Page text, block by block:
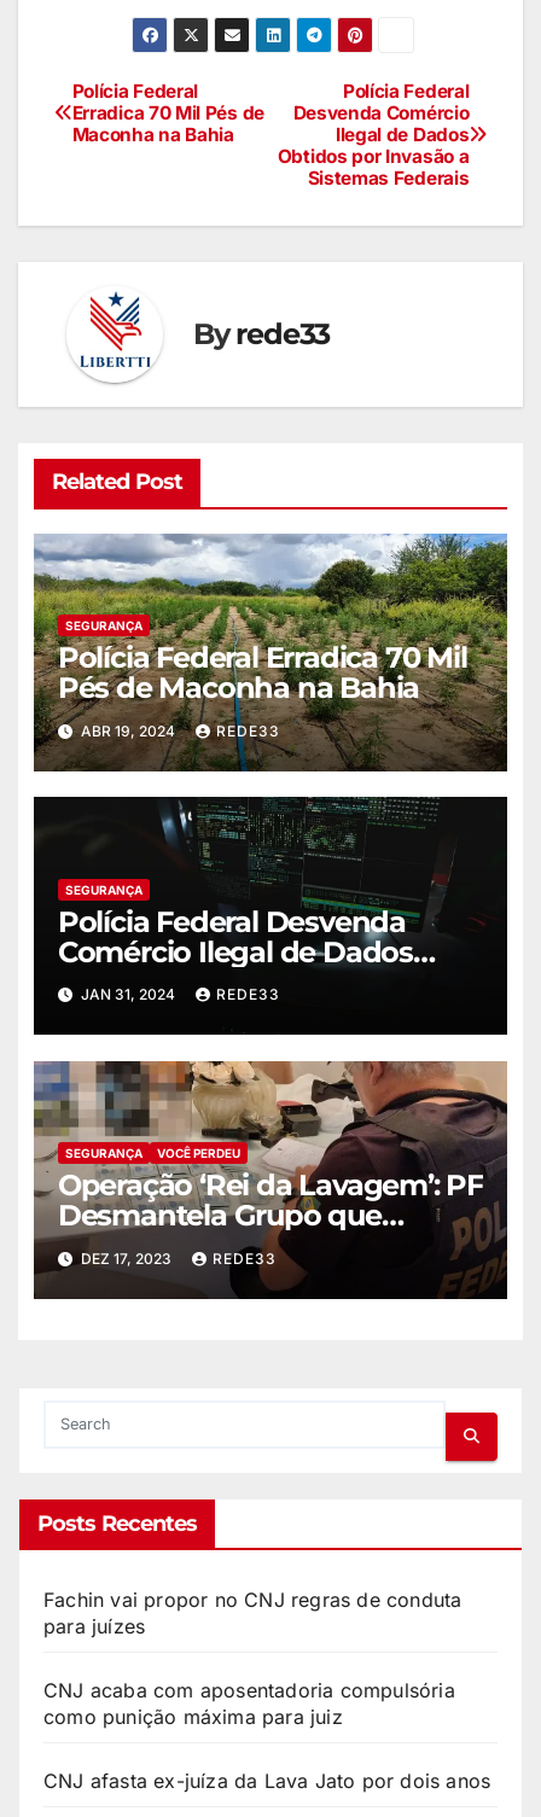
Polícia Federal
Desvenda Comércio
Ilegal de Dados
Obtidos por Invasão a
Sistemas Federais
Polícia Federal
Erradica 70 Mil Pés de
Maconha na Bahia
Byrede33
Related Post
SEGURANÇA
Polícia Federal Erradica 70 Mil
Pés de Maconha na Bahia
ABR 19, 2024 REDE33
SEGURANÇA
Polícia Federal Desvenda
Comércio Ilegal de Dados
Obtidos por Invasão a
Sistemas Federais
JAN 31, 2024 REDE33
SEGURANÇA VOCÊ PERDEU
Operação ‘Rei da Lavagem’: PF
Desmantela Grupo que
Movimentou R$230 Milhões
em Crimes de Lavagem de
Capitais e Organização
DEZ 17, 2023 REDE33
Posts Recentes
Fachin vai propor no CNJ regras de conduta
para juízes
CNJ acaba com aposentadoria compulsória
como punição máxima para juiz
CNJ afasta ex-juíza da Lava Jato por dois anos